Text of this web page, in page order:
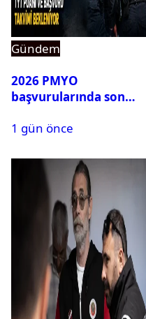
Gündem
2026 PMYO
başvurularında son
1 gün önce